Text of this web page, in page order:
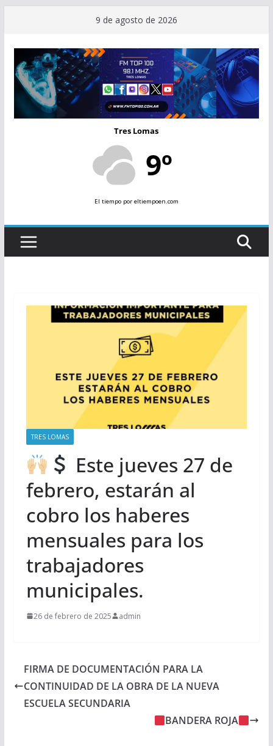
contenido
9 de agosto de 2026
Tres Lomas
9º
El tiempopor eltiempoen.com
TRES LOMAS
Este jueves 27 de
febrero, estarán al
cobro los haberes
mensuales para los
trabajadores
municipales.
26 de febrero de 2025 admin
FIRMA DE DOCUMENTACIÓN PARA LA
CONTINUIDAD DE LA OBRA DE LA NUEVA
ESCUELA SECUNDARIA
BANDERA ROJA